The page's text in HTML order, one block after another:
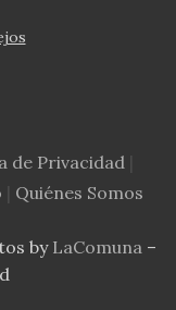
de Privacidad|
Quiénes Somos
by LaComuna–